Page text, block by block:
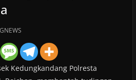
Kedungkandang Polresta